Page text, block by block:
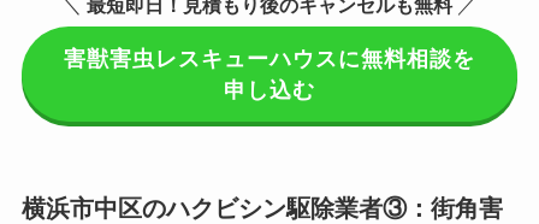
＼ 最短即日！見積もり後のキャンセルも無料／
害獣害虫レスキューハウスに無料相談を
申し込む
横浜市中区のハクビシン駆除業者③：街角害